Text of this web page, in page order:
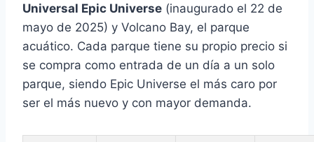
Universal Epic Universe (inaugurado el 22 de
mayo de 2025) y Volcano Bay, el parque
acuático. Cada parque tiene su propio precio si
se compra como entrada de un día a un solo
parque, siendo Epic Universe el más caro por
ser el más nuevo y con mayor demanda.